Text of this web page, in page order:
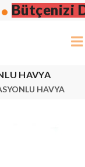
Bütçenizi
HAVYA
HAVYA